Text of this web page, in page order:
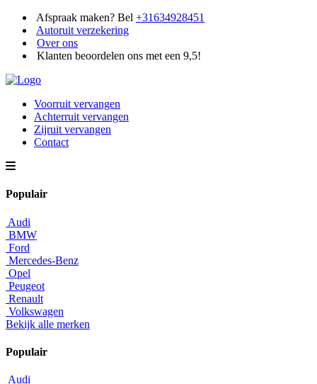
Afspraak maken? Bel +31634928451
Autoruit verzekering
Over ons
Klanten beoordelen ons met een 9,5!
Voorruit vervangen
Achterruit vervangen
Zijruit vervangen
Contact
Populair
Audi
BMW
Ford
Mercedes-Benz
Opel
Peugeot
Renault
Volkswagen
Bekijk alle merken
Populair
Audi